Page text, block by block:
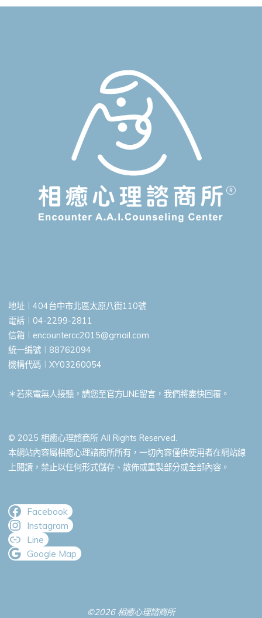
地址︱404台中市北區太原八街110號
電話︱04-2299-2811
信箱︱ encountercc2015@gmail.com
統一編號︱88762094
機構代碼︱XY03260054
＊若來電無人接聽，請您至官方LINE留言，我們將盡快回覆。
© 2025 相癒心理諮商所 All Rights Reserved.
本網站內容屬相癒心理諮商所所有，一切內容僅供使用者在網站線
上閱讀，禁止以任何形式儲存、散佈或重製部分或全部內容。
Facebook
Instagram
Line
Google Map
©2026 相癒心理諮商所